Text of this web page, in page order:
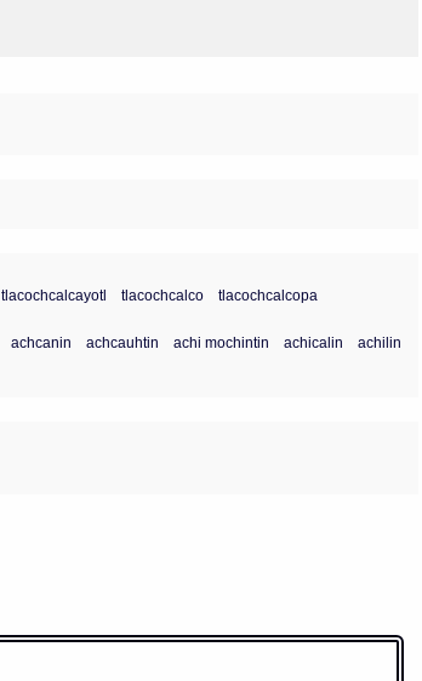
tlacochcalcayotl tlacochcalco
tlacochcalcopa
achcanin achcauhtin achi mochintin achicalin
achilin